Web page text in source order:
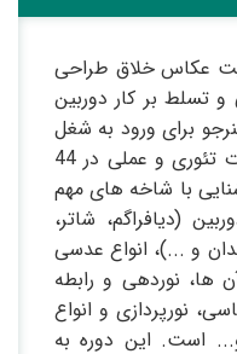
عکاس خلاق طراحی
بر کار دوربین
برای ورود به شغل
عکاسی است. این دوره به صورت تئوری و عملی در 44
با شاخه های مهم
(دیافراگم، شاتر،
و ...)، انواع عدسی
ها، نوردهی و رابطه
نورپردازی و انواع
است. این دوره به